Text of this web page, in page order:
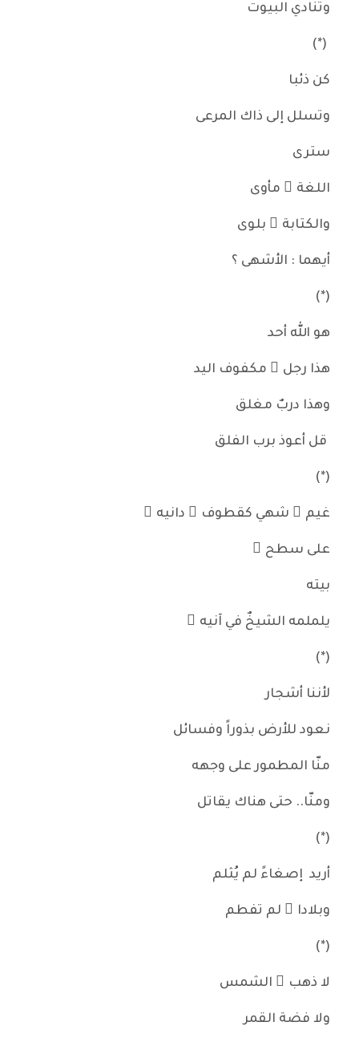
وتنادي البيوت
(*)
كن ذئبا
وتسلل إلى ذاك المرعى
سترى
اللغة َ مأوى
والكتابة َ بلوى
أيهما : الأشهى ؟
(*)
هو الله أحد
هذا رجل ٌ مكفوف اليد
وهذا دربٌ مغلق
قل أعوذ برب الفلق
(*)
غيم ٌ شهي كقطوف ٍ دانيه ْ
على سطح ِ
بيته
يلملمه الشيخٌ في آنيه ْ
(*)
لأننا أشجار
نعود للأرض بذوراً وفسائل
منّا المطمور على وجهه
ومنّا.. حتى هناك يقاتل
(*)
أريد إصغاءً لم يُثلم
وبلادا ً لم تفطم
(*)
لا ذهب َ الشمس
ولا فضة القمر